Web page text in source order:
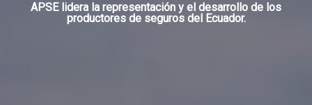
APSE lidera la representación y el desarrollo de los
productores de seguros del Ecuador.